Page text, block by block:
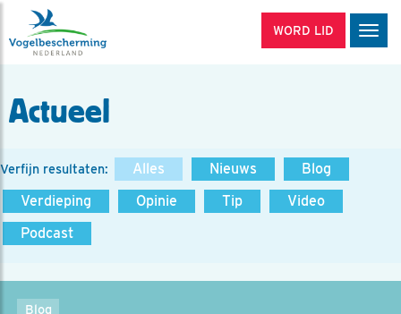
WORD LID
Actueel
Verfijn resultaten: Alles Nieuws
Blog
Verdieping
Opinie Tip
Video
Podcast
Blog